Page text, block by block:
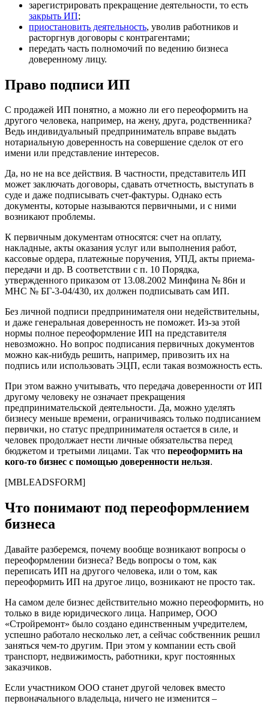
зарегистрировать прекращение деятельности, то есть
закрыть ИП;
приостановить деятельность, уволив работников и
расторгнув договоры с контрагентами;
передать часть полномочий по ведению бизнеса
доверенному лицу.
Право подписи ИП
С продажей ИП понятно, а можно ли его переоформить на
другого человека, например, на жену, друга, родственника?
Ведь индивидуальный предприниматель вправе выдать
нотариальную доверенность на совершение сделок от его
имени или представление интересов.
Да, но не на все действия. В частности, представитель ИП
может заключать договоры, сдавать отчетность, выступать в
суде и даже подписывать счет-фактуры. Однако есть
документы, которые называются первичными, и с ними
возникают проблемы.
К первичным документам относятся: счет на оплату,
накладные, акты оказания услуг или выполнения работ,
кассовые ордера, платежные поручения, УПД, акты приема-
передачи и др. В соответствии с п. 10 Порядка,
утвержденного приказом от 13.08.2002 Минфина № 86н и
МНС № БГ-3-04/430, их должен подписывать сам ИП.
Без личной подписи предпринимателя они недействительны,
и даже генеральная доверенность не поможет. Из-за этой
нормы полное переоформление ИП на представителя
невозможно. Но вопрос подписания первичных документов
можно как-нибудь решить, например, привозить их на
подпись или использовать ЭЦП, если такая возможность есть.
При этом важно учитывать, что передача доверенности от ИП
другому человеку не означает прекращения
предпринимательской деятельности. Да, можно уделять
бизнесу меньше времени, ограничиваясь только подписанием
первички, но статус предпринимателя остается в силе, и
человек продолжает нести личные обязательства перед
бюджетом и третьими лицами. Так что переоформить на
кого-то бизнес с помощью доверенности нельзя.
[MBLEADSFORM]
Что понимают под переоформлением
бизнеса
Давайте разберемся, почему вообще возникают вопросы о
переоформлении бизнеса? Ведь вопросы о том, как
переписать ИП на другого человека, или о том, как
переоформить ИП на другое лицо, возникают не просто так.
На самом деле бизнес действительно можно переоформить, но
только в виде юридического лица. Например, ООО
«Стройремонт» было создано единственным учредителем,
успешно работало несколько лет, а сейчас собственник решил
заняться чем-то другим. При этом у компании есть свой
транспорт, недвижимость, работники, круг постоянных
заказчиков.
Если участником ООО станет другой человек вместо
первоначального владельца, ничего не изменится –